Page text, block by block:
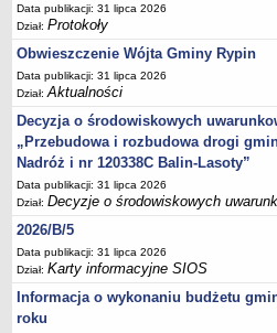
Struktura organizacyjna
Rada gminy
Urząd gminy
Jednostki organizacyjne, GOPS,
Jednostki pomocnicze - sołectwa
Plan pracy komisji rewizyjnej
Sesje Rady Gminy Rypin
PRAWO LOKALNE
Statut
Strategia rozwoju
Uchwały
Data publikacji: 31 lipca 2026
Dział:Protokoły
Obwieszczenie Wójta Gminy Rypin
Data publikacji: 31 lipca 2026
Dział:Aktualności
Decyzja o środowiskowych
„Przebudowa i rozbudowa drogi
Nadróż i nr 120338C Balin-Lasoty”
Data publikacji: 31 lipca 2026
Dział:Decyzje o środowiskowych
2026/B/5
Data publikacji: 31 lipca 2026
Dział:Karty informacyjne SIOS
Informacja o wykonaniu budżetu
roku